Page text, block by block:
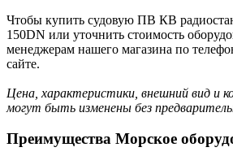
Чтобы купить судовую ПВ КВ
150DN или уточнить стоимость
менеджерам нашего магазина по
сайте.
Цена, характеристики, внешний вид и
могут быть изменены без
Преимущества Морское